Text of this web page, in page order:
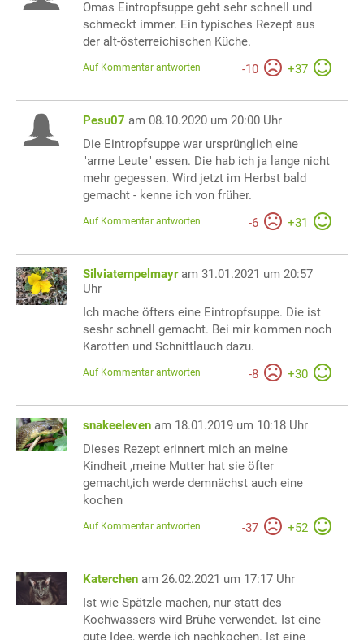
Omas Eintropfsuppe geht sehr schnell und
schmeckt immer. Ein typisches Rezept aus
der alt-österreichischen Küche.
-10 +37
Auf Kommentar antworten
Pesu07 am 08.10.2020 um 20:00 Uhr
Die Eintropfsuppe war ursprünglich eine
"arme Leute" essen. Die hab ich ja lange nicht
mehr gegessen. Wird jetzt im Herbst bald
gemacht - kenne ich von früher.
-6 +31
Auf Kommentar antworten
Silviatempelmayr am 31.01.2021 um 20:57
Uhr
Ich mache öfters eine Eintropfsuppe. Die ist
seshr schnell gemacht. Bei mir kommen noch
Karotten und Schnittlauch dazu.
-8 +30
Auf Kommentar antworten
snakeeleven am 18.01.2019 um 10:18 Uhr
Dieses Rezept erinnert mich an meine
Kindheit ,meine Mutter hat sie öfter
gemacht,ich werde demnächst auch eine
kochen
-37 +52
Auf Kommentar antworten
Katerchen am 26.02.2021 um 17:17 Uhr
Ist wie Spätzle machen, nur statt des
Kochwassers wird Brühe verwendet. Ist eine
gute Idee, werde ich nachkochen. Ist eine